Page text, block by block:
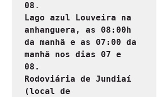
08 .
Lago azul Louveira na
anhanguera, as 08:00h
da manhã e as 07:00 da
manhã nos dias 07 e
08.
Rodoviária de Jundiaí
(local de